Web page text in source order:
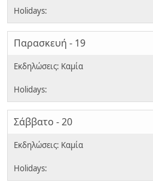
Παρασκευή - 19
Σάββατο - 20